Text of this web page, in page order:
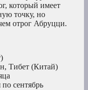
который имеет
точку, но
отрог Абруцци.
Тибет (Китай)
сентябрь